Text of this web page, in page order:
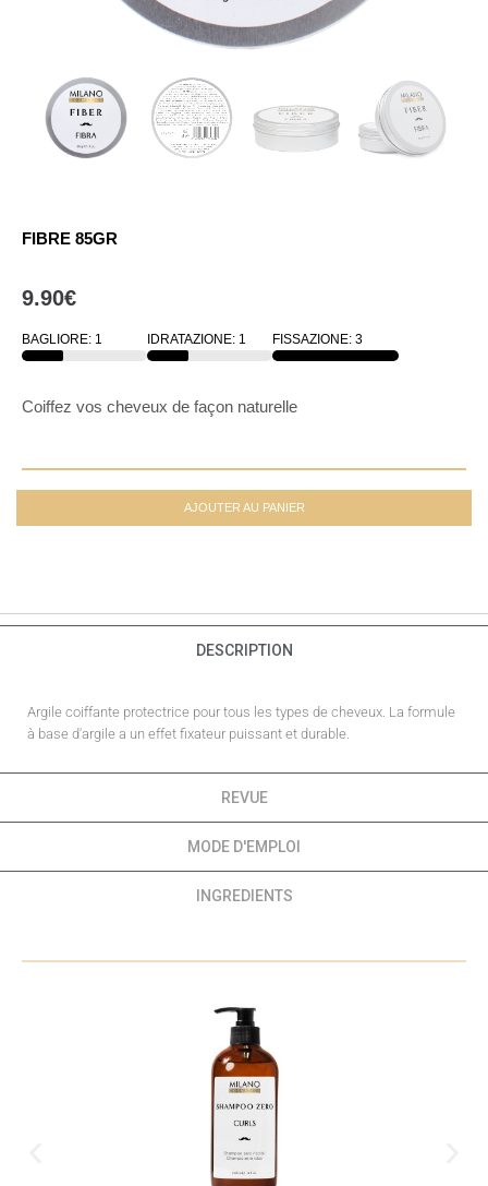
FIBRE 85GR
9.90€
BAGLIORE: 1 IDRATAZIONE: 1 FISSAZIONE: 3
Coiffez vos cheveux de façon naturelle
AJOUTER AU PANIER
DESCRIPTION
REVUE
MODE D'EMPLOI
INGREDIENTS
Argile coiffante protectrice pour tous les types de cheveux. La formule
à base d'argile a un effet fixateur puissant et durable.